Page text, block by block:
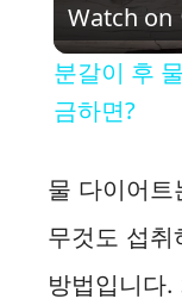
Watch on
분갈이 후
금하면?
물 다이어
무것도 섭취
방법입니다.